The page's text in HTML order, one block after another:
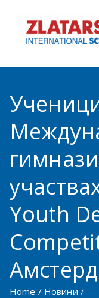
content
Youth
Home
Новини